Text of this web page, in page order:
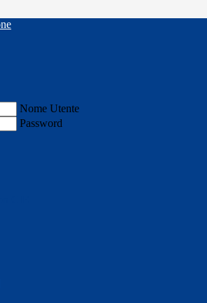
Nome Utente
Password